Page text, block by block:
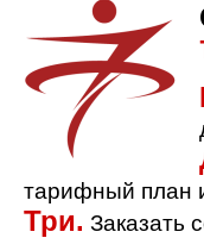
тарифный план
Три. Заказать